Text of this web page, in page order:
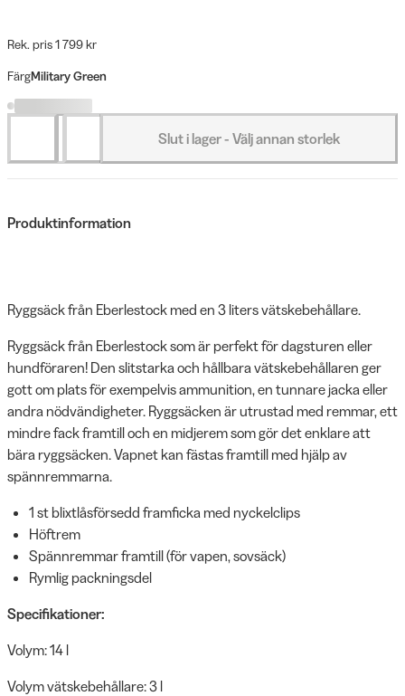
Rek. pris 1 799 kr
FärgMilitary Green
Slut i lager - Välj annan storlek
Produktinformation
Ryggsäck från Eberlestock med en 3 liters vätskebehållare.
Ryggsäck från Eberlestock som är perfekt för dagsturen eller
hundföraren! Den slitstarka och hållbara vätskebehållaren ger
gott om plats för exempelvis ammunition, en tunnare jacka eller
andra nödvändigheter. Ryggsäcken är utrustad med remmar, ett
mindre fack framtill och en midjerem som gör det enklare att
bära ryggsäcken. Vapnet kan fästas framtill med hjälp av
spännremmarna.
1 st blixtlåsförsedd framficka med nyckelclips
Höftrem
Spännremmar framtill (för vapen, sovsäck)
Rymlig packningsdel
Specifikationer:
Volym: 14 l
Volym vätskebehållare: 3 l